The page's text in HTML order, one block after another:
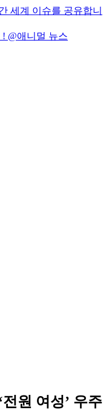
세계 이슈를 공유합니
! @애니멀 뉴스
원 여성’ 우주